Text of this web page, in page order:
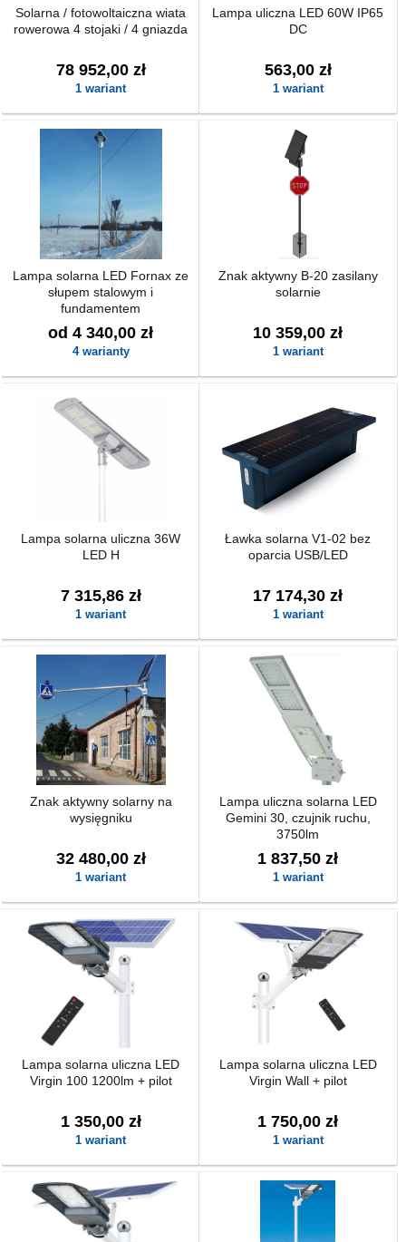
Solarna / fotowoltaiczna wiata
rowerowa 4 stojaki / 4 gniazda
78 952,00 zł
1 wariant
Lampa uliczna LED 60W IP65
DC
563,00 zł
1 wariant
Lampa solarna LED Fornax ze
słupem stalowym i
fundamentem
od 4 340,00 zł
4 warianty
Znak aktywny B-20 zasilany
solarnie
10 359,00 zł
1 wariant
Lampa solarna uliczna 36W
LED H
7 315,86 zł
1 wariant
Ławka solarna V1-02 bez
oparcia USB/LED
17 174,30 zł
1 wariant
Znak aktywny solarny na
wysięgniku
32 480,00 zł
1 wariant
Lampa uliczna solarna LED
Gemini 30, czujnik ruchu,
3750lm
1 837,50 zł
1 wariant
Lampa solarna uliczna LED
Virgin 100 1200lm + pilot
1 350,00 zł
1 wariant
Lampa solarna uliczna LED
Virgin Wall + pilot
1 750,00 zł
1 wariant